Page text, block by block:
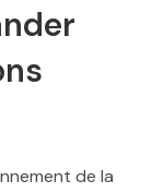
de la